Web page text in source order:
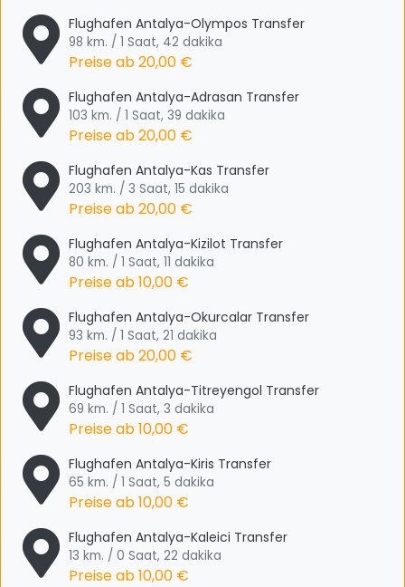
Flughafen Antalya-Olympos Transfer
98 km. / 1 Saat, 42 dakika
Preise ab20,00 €
Flughafen Antalya-Adrasan Transfer
103 km. / 1 Saat, 39 dakika
Preise ab20,00 €
Flughafen Antalya-Kas Transfer
203 km. / 3 Saat, 15 dakika
Preise ab20,00 €
Flughafen Antalya-Kizilot Transfer
80 km. / 1 Saat, 11 dakika
Preise ab10,00 €
Flughafen Antalya-Okurcalar Transfer
93 km. / 1 Saat, 21 dakika
Preise ab20,00 €
Flughafen Antalya-Titreyengol Transfer
69 km. / 1 Saat, 3 dakika
Preise ab10,00 €
Flughafen Antalya-Kiris Transfer
65 km. / 1 Saat, 5 dakika
Preise ab10,00 €
Flughafen Antalya-Kaleici Transfer
13 km. / 0 Saat, 22 dakika
Preise ab10,00 €